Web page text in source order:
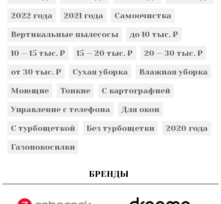
2022 года
2021 года
Самоочистка
Вертикальные пылесосы
до 10 тыс. ₽
10 — 15 тыс. ₽
15 — 20 тыс. ₽
20 — 30 тыс. ₽
от 30 тыс. ₽
Сухая уборка
Влажная уборка
Моющие
Тонкие
С картографией
Управление с телефона
Для окон
С турбощеткой
Без турбощетки
2020 года
Газонокосилки
БРЕНДЫ